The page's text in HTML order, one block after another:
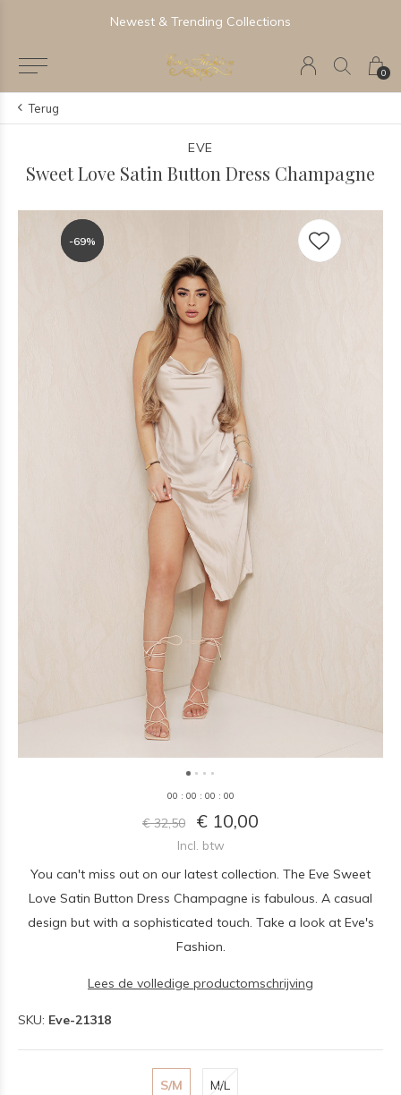
0
Newest & Trending Collections
Terug
EVE
Sweet Love Satin Button Dress Champagne
-69%
-69%
00 : 00 : 00 : 00
€ 32,50 € 10,00
Incl. btw
You can't miss out on our latest collection. The Eve Sweet
Love Satin Button Dress Champagne is fabulous. A casual
design but with a sophisticated touch. Take a look at Eve's
Fashion.
Lees de volledige productomschrijving
SKU: Eve-21318
S/M M/L